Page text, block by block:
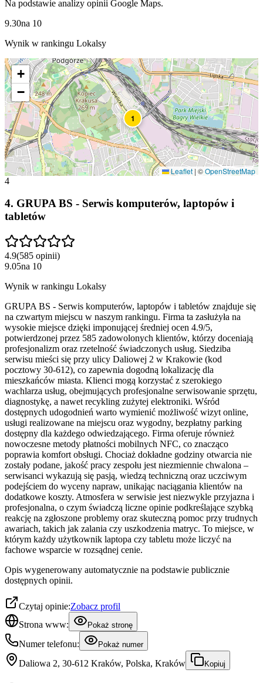
Na podstawie analizy opinii Google Maps.
9.30na 10
Wynik w rankingu Lokalsy
1
+
−
Leaflet | ©OpenStreetMap
4
4. GRUPA BS - Serwis komputerów, laptopów i
tabletów
4.9(585 opinii)
9.05na 10
Wynik w rankingu Lokalsy
GRUPA BS - Serwis komputerów, laptopów i tabletów znajduje się
na czwartym miejscu w naszym rankingu. Firma ta zasłużyła na
wysokie miejsce dzięki imponującej średniej ocen 4.9/5,
potwierdzonej przez 585 zadowolonych klientów, którzy doceniają
profesjonalizm oraz rzetelność świadczonych usług. Siedziba
serwisu mieści się przy ulicy Daliowej 2 w Krakowie (kod
pocztowy 30-612), co zapewnia dogodną lokalizację dla
mieszkańców miasta. Klienci mogą korzystać z szerokiego
wachlarza usług, obejmujących profesjonalne serwisowanie sprzętu,
diagnostykę, a nawet recykling zużytej elektroniki. Wśród
dostępnych udogodnień warto wymienić możliwość wizyt online,
usługi realizowane na miejscu oraz wygodny, bezpłatny parking
dostępny dla każdego odwiedzającego. Firma oferuje również
nowoczesne metody płatności mobilnych NFC, co znacząco
poprawia komfort obsługi. Chociaż dokładne godziny otwarcia nie
zostały podane, jakość pracy zespołu jest niezmiennie chwalona –
serwisanci wykazują się pasją, wiedzą techniczną oraz uczciwym
podejściem do wyceny napraw, unikając naciągania klientów na
dodatkowe koszty. Atmosfera w serwisie jest niezwykle przyjazna i
profesjonalna, o czym świadczą liczne opinie podkreślające szybką
reakcję na zgłoszone problemy oraz skuteczną pomoc przy trudnych
awariach, takich jak zalania czy uszkodzenia matryc. To miejsce, w
którym każdy użytkownik laptopa czy tabletu może liczyć na
fachowe wsparcie w rozsądnej cenie.
Opis wygenerowany automatycznie na podstawie publicznie
dostępnych opinii.
Czytaj opinie:Zobacz profil
Strona www:
Pokaż stronę
Numer telefonu: Pokaż numer
Daliowa 2, 30-612 Kraków, Polska, Kraków Kopiuj